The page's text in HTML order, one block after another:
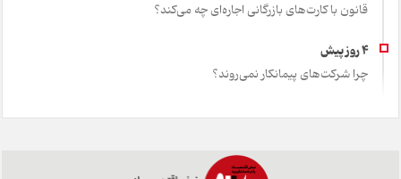
قانون با کارت‌های بازرگانی اجاره‌ای چه می‌کند؟
چرا شرکت‌های پیمانکار نمی‌روند؟